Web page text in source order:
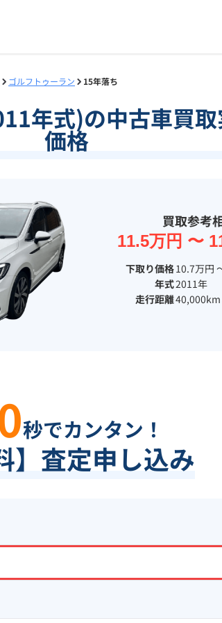
ゴルフトゥーラン 15年落ち
年式)の中古車買
価格
買取参考
11.5万円 〜
下取り価格10.7万円
年式2011年
走行距離
秒でカンタン！
】査定申し込み